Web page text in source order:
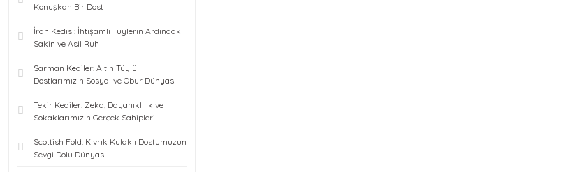
Konuşkan Bir Dost
İran Kedisi: İhtişamlı Tüylerin Ardındaki
Sakin ve Asil Ruh
Sarman Kediler: Altın Tüylü
Dostlarımızın Sosyal ve Obur Dünyası
Tekir Kediler: Zeka, Dayanıklılık ve
Sokaklarımızın Gerçek Sahipleri
Scottish Fold: Kıvrık Kulaklı Dostumuzun
Sevgi Dolu Dünyası